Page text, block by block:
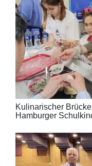
Kulinarischer
Hamburger